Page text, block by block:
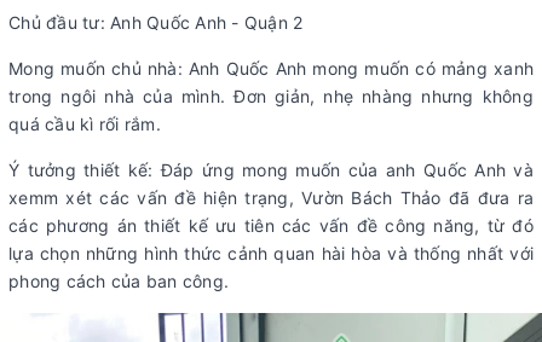
Chủ đầu tư: Anh Quốc Anh - Quận 2
Mong muốn chủ nhà: Anh Quốc Anh mong muốn có mảng xanh
trong ngôi nhà của mình. Đơn giản, nhẹ nhàng nhưng không
quá cầu kì rối rắm.
Ý tưởng thiết kế: Đáp ứng mong muốn của anh Quốc Anh và
xemm xét các vấn đề hiện trạng, Vườn Bách Thảo đã đưa ra
các phương án thiết kế ưu tiên các vấn đề công năng, từ đó
lựa chọn những hình thức cảnh quan hài hòa và thống nhất với
phong cách của ban công.